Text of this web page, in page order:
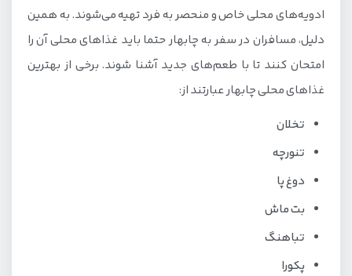
ادویه‌های محلی خاص و منحصر به فرد تهیه می‌شوند. به همین
دلیل، مسافران در سفر به چابهار حتما باید غذاهای محلی آن را
امتحان کنند تا با طعم‌های جدید آشنا شوند. برخی از بهترین
غذاهای محلی چابهار عبارتند از:
تخلان
تنورچه
دوغ پا
بت ماش
تباهنگ
پکورا